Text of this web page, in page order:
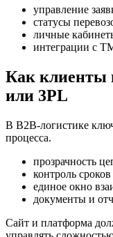
управление
статусы
личные
интеграции с
Как клиенты
или 3PL
В B2B-логистике
процесса.
прозрачность
контроль
единое окно
документы и
Сайт и платформа